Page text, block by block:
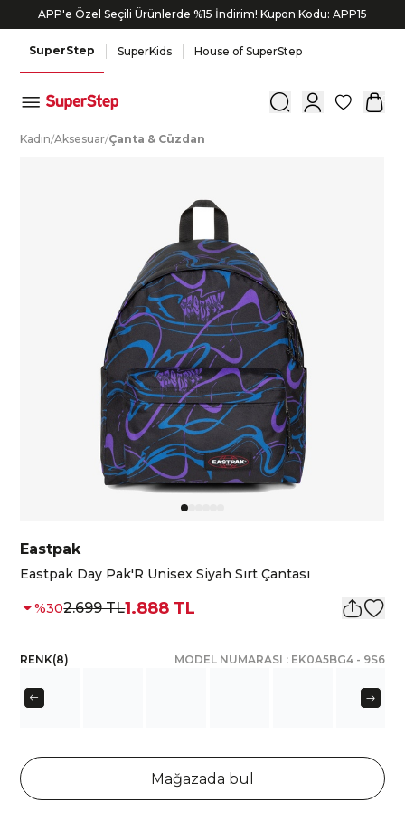
APP'e Özel Seçili Ürünlerde %15 İndirim! Kupon Kodu: APP15
SuperStep SuperKids House of SuperStep
0
Kadın/Aksesuar/Çanta & Cüzdan
Eastpak
Eastpak Day Pak'R Unisex Siyah Sırt Çantası
%302.699 TL1.888 TL
RENK(8) MODEL NUMARASI : EK0A5BG4- 9S6
Mağazada bul